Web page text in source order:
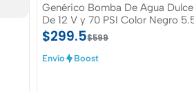
Genérico Bomba De Agua Dulce
De 12 V y 70 PSI Color Negro 5.5
GPM
$299.5$599
Envío Boost